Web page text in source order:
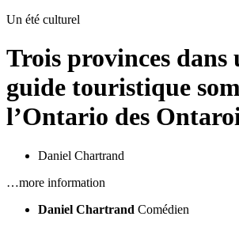
Un été culturel
Trois provinces dans
guide touristique
l’Ontario des
Daniel Chartrand
…more information
Daniel Chartrand Comédien